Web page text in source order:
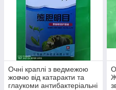
Очні краплі з ведмежою
жовчю від катаракти та
глаукоми антибактеріальні